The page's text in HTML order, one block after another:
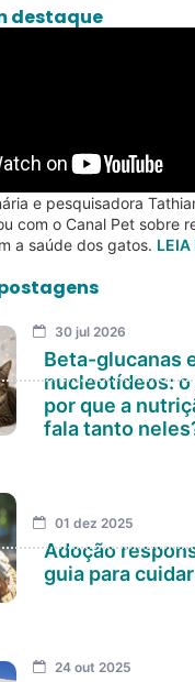
destaque
e pesquisadora
com o Canal Pet sobre
a saúde dos gatos. LEIA
30 jul 2026
Beta-glucanas
nucleotídeos: o
por que a
fala tanto
01 dez 2025
Adoção
guia para
24 out 2025